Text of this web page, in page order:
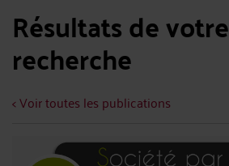
Résultats de votre
recherche
< Voir toutes les publications